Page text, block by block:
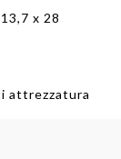
x 28
attrezzatura